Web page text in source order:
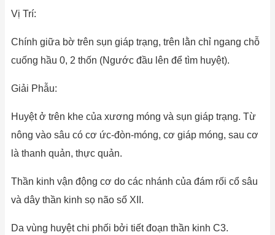
Vị Trí:
Chính giữa bờ trên sụn giáp trạng, trên lằn chỉ ngang chỗ
cuống hầu 0, 2 thốn (Ngước đầu lên để tìm huyệt).
Giải Phẫu:
Huyệt ở trên khe của xương móng và sụn giáp trạng. Từ
nông vào sâu có cơ ức-đòn-móng, cơ giáp móng, sau cơ
là thanh quản, thực quản.
Thần kinh vận động cơ do các nhánh của đám rối cổ sâu
và dây thần kinh sọ não số XII.
Da vùng huyệt chi phối bởi tiết đoạn thần kinh C3.